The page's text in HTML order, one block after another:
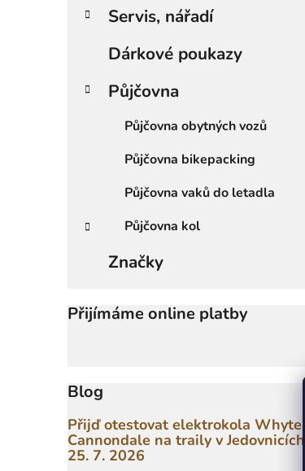
Servis, nářadí
Dárkové poukazy
Půjčovna
Půjčovna obytných vozů
Půjčovna bikepacking
Půjčovna vaků do letadla
Půjčovna kol
Značky
Přijímáme online platby
Blog
Přijď otestovat elektrokola Whyte a
Cannondale na traily v Jedovnicích
25. 7. 2026